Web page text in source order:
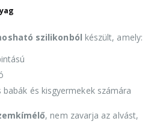
szilikonból készült, amely:
és kisgyermekek számára
, nem zavarja az alvást,